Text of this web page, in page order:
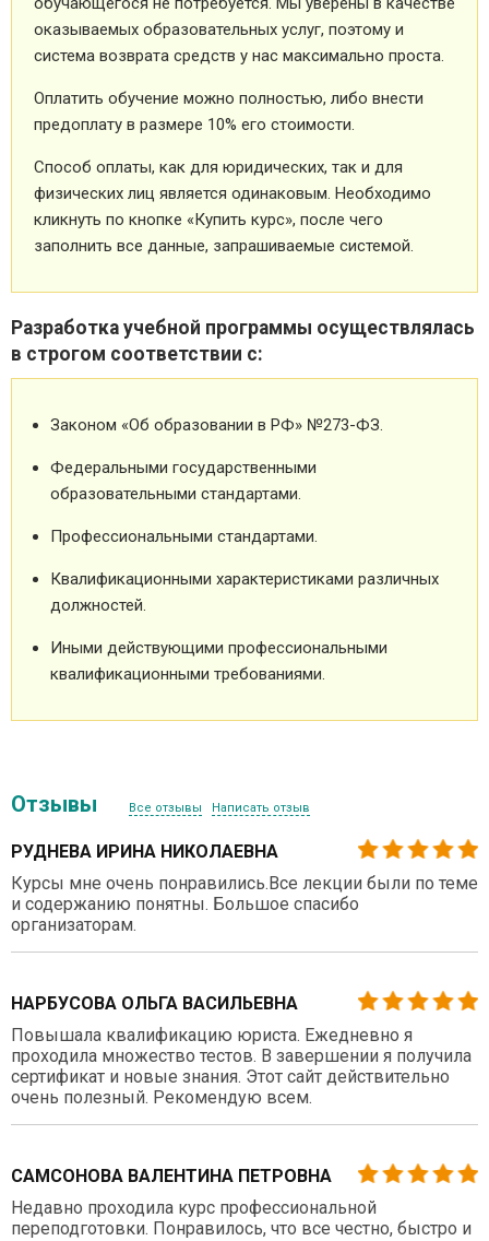
оказываемых образовательных услуг, поэтому и
система возврата средств у нас максимально проста.
Оплатить обучение можно полностью, либо внести
предоплату в размере 10% его стоимости.
Способ оплаты, как для юридических, так и для
физических лиц является одинаковым. Необходимо
кликнуть по кнопке «Купить курс», после чего
заполнить все данные, запрашиваемые системой.
Разработка учебной программы осуществлялась
в строгом соответствии с:
Законом «Об образовании в РФ» №273-ФЗ.
Федеральными государственными
образовательными стандартами.
Профессиональными стандартами.
Квалификационными характеристиками различных
должностей.
Иными действующими профессиональными
квалификационными требованиями.
Отзывы Все отзывы Написать отзыв
РУДНЕВА ИРИНА НИКОЛАЕВНА
Курсы мне очень понравились.Все лекции были по теме
и содержанию понятны. Большое спасибо
организаторам.
НАРБУСОВА ОЛЬГА ВАСИЛЬЕВНА
Повышала квалификацию юриста. Ежедневно я
проходила множество тестов. В завершении я получила
сертификат и новые знания. Этот сайт действительно
очень полезный. Рекомендую всем.
САМСОНОВА ВАЛЕНТИНА ПЕТРОВНА
Недавно проходила курс профессиональной
переподготовки. Понравилось, что все честно, быстро и